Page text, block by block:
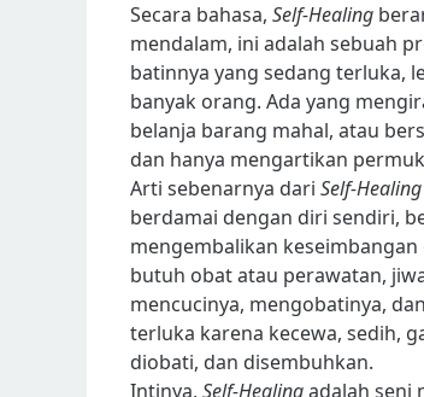
Secara bahasa, Self-Healing
mendalam, ini adalah sebuah
batinnya yang sedang terluka,
banyak orang. Ada yang
belanja barang mahal, atau
dan hanya mengartikan
Arti sebenarnya dari Self-Healing
berdamai dengan diri sendiri,
mengembalikan
butuh obat atau perawatan,
mencucinya, mengobatinya,
terluka karena kecewa, sedih,
diobati, dan disembuhkan.
Intinya, Self-Healingadalah seni